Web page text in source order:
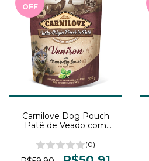
OFF
Carnilove Dog Pouch
Patê de Veado com
para Cães 300g
(0)